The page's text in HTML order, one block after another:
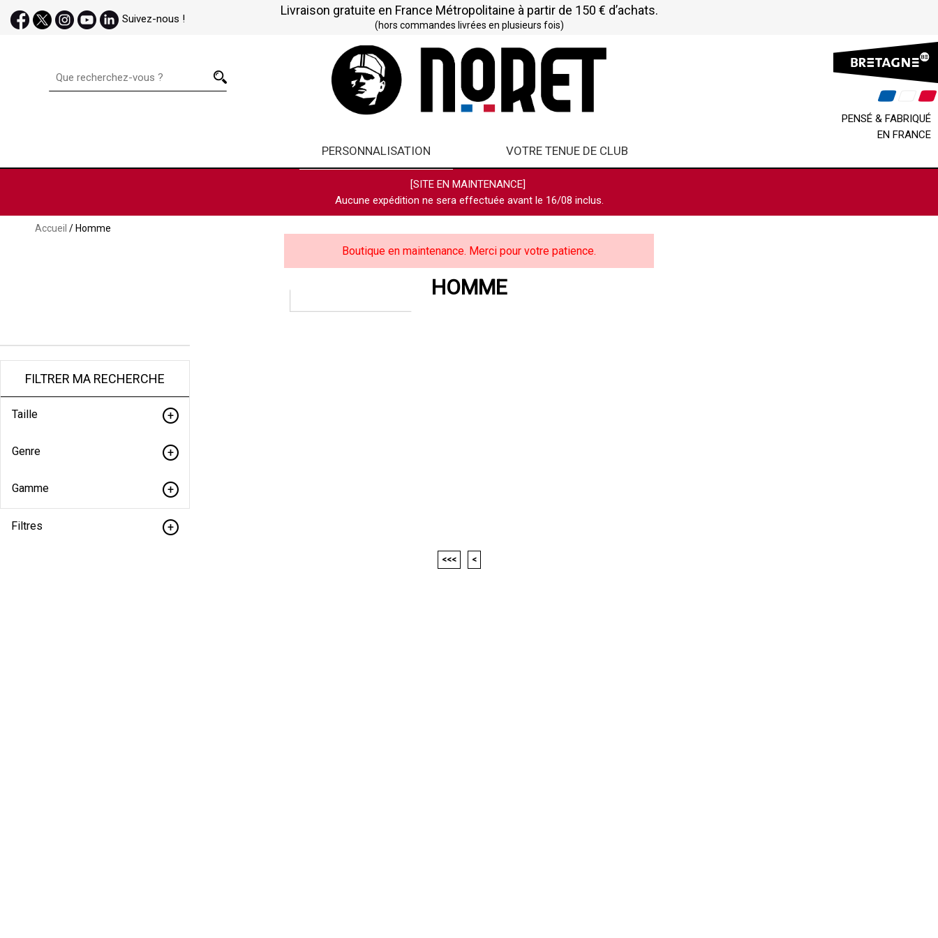
Suivez-nous !
Livraison gratuite en France Métropolitaine à partir de 150 € d’achats.
(hors commandes livrées en plusieurs fois)
PENSÉ & FABRIQUÉ
EN FRANCE
PERSONNALISATION VOTRE TENUE DE CLUB
[SITE EN MAINTENANCE]
Aucune expédition ne sera effectuée avant le 16/08 inclus.
Accueil / Homme
Boutique en maintenance. Merci pour votre patience.
HOMME
FILTRER MA RECHERCHE
Taille
Genre
Gamme
Filtres
<<< <